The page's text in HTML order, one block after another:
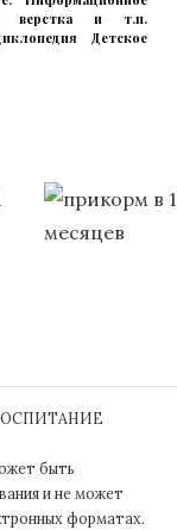
верстка и т.п.
Детское
ВОСПИТАНИЕ
быть
и не может
форматах.